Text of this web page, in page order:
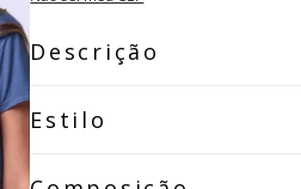
Descrição
Estilo